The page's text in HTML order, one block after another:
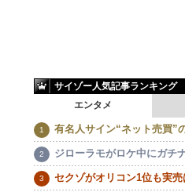
サイゾー人気記事ランキング
エンタメ
有名人サイン“ネット売買”
ジローラモがロケ中にガチ
セクゾがオリコン1位も実